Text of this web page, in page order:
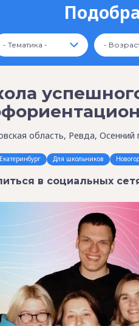
- Тематика - -
область, Ревда, Осенний
Екатеринбург Для школьников
в социальных